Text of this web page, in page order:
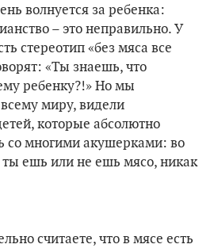
волнуется за ребенка:
– это неправильно. У
стереотип «без мяса все
«Ты знаешь, что
ребенку?!» Но мы
миру, видели
которые абсолютно
со многими акушерками: во
ты ешь или не ешь мясо, никак
считаете, что в мясе есть